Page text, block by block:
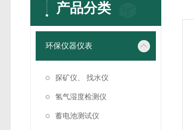
产品分类
环保仪器仪表
探矿仪、 找水仪
氢气湿度检测仪
蓄电池测试仪